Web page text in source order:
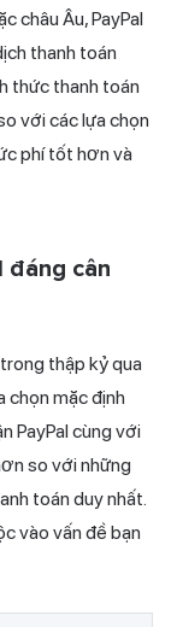
châu Âu, PayPal
thanh toán
thức thanh toán
với các lựa chọn
phí tốt hơn và
đáng cân
thập kỷ qua
chọn mặc định
PayPal cùng với
so với những
toán duy nhất.
vào vấn đề bạn